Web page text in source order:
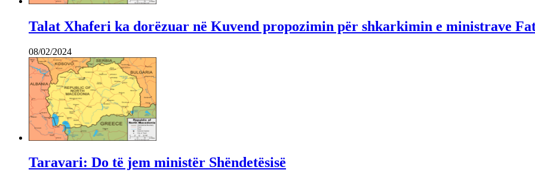
Talat Xhaferi ka dorëzuar në Kuvend propozimin për shkarkimin e ministrave
08/02/2024
Taravari: Do të jem ministër Shëndetësisë